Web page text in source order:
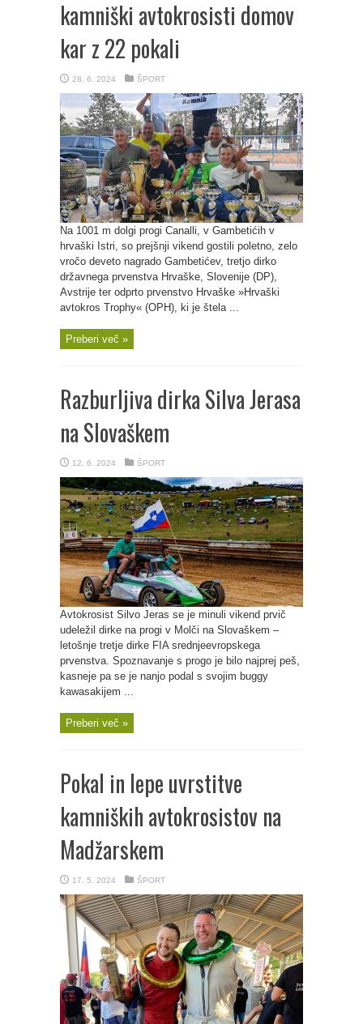
kamniški avtokrosisti domov
kar z 22 pokali
28. 6. 2024 ŠPORT
Na 1001 m dolgi progi Canalli, v Gambetićih v
hrvaški Istri, so prejšnji vikend gostili poletno, zelo
vročo deveto nagrado Gambetićev, tretjo dirko
državnega prvenstva Hrvaške, Slovenije (DP),
Avstrije ter odprto prvenstvo Hrvaške »Hrvaški
avtokros Trophy« (OPH), ki je štela ...
Preberi več »
Razburljiva dirka Silva Jerasa
na Slovaškem
12. 6. 2024 ŠPORT
Avtokrosist Silvo Jeras se je minuli vikend prvič
udeležil dirke na progi v Molči na Slovaškem –
letošnje tretje dirke FIA srednjeevropskega
prvenstva. Spoznavanje s progo je bilo najprej peš,
kasneje pa se je nanjo podal s svojim buggy
kawasakijem ...
Preberi več »
Pokal in lepe uvrstitve
kamniških avtokrosistov na
Madžarskem
17. 5. 2024 ŠPORT